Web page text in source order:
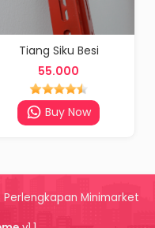
Tiang Siku Besi
55.000
Buy Now
Perlengkapan Minimarket